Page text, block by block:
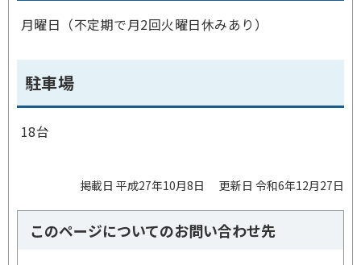
月曜日（不定期で月2回火曜日休みあり）
駐車場
18台
掲載日 平成27年10月8日 更新日 令和6年12月27日
このページについてのお問い合わせ先